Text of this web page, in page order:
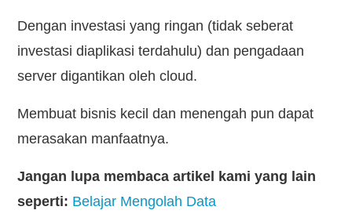
Dengan investasi yang ringan (tidak seberat
investasi diaplikasi terdahulu) dan pengadaan
server digantikan oleh cloud.
Membuat bisnis kecil dan menengah pun dapat
merasakan manfaatnya.
Jangan lupa membaca artikel kami yang lain
seperti: Belajar Mengolah Data